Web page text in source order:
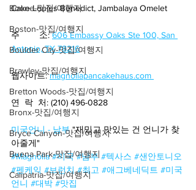
Boone-맛집/여행지
Boston-맛집/여행지
Boulder City-맛집/여행지
Brawley-맛집/여행지
Bretton Woods-맛집/여행지
Bronx-맛집/여행지
Bryce Canyon-맛집/여행지
Buena Park-맛집/여행지
Calipatria-맛집/여행지
Cake Louies Benedict, Jambalaya Omelet
주        소: 606 Embassy Oaks Ste 100, San
Antonio, TX 78216
웹사이트: magnoliapancakehaus.com
연  락  처: (210) 496-0828
미국언니 - 남부 "재밌고 맛있는 건 언니가 찾
아줄게"
#Magnolia #미국 #남부 #텍사스 #샌안토니오
#펜케익 #브런치 #최고 #애그베네딕트 #미국
언니 #대박 #맛집